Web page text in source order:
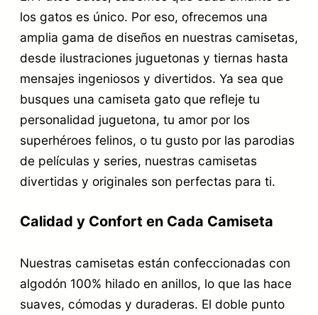
los gatos es único. Por eso, ofrecemos una
amplia gama de diseños en nuestras camisetas,
desde ilustraciones juguetonas y tiernas hasta
mensajes ingeniosos y divertidos. Ya sea que
busques una camiseta gato que refleje tu
personalidad juguetona, tu amor por los
superhéroes felinos, o tu gusto por las parodias
de películas y series, nuestras camisetas
divertidas y originales son perfectas para ti.
Calidad y Confort en Cada Camiseta
Nuestras camisetas están confeccionadas con
algodón 100% hilado en anillos, lo que las hace
suaves, cómodas y duraderas. El doble punto